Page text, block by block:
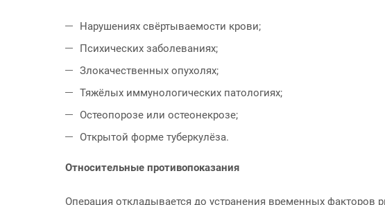
Нарушениях свёртываемости крови;
Психических заболеваниях;
Злокачественных опухолях;
Тяжёлых иммунологических патологиях;
Остеопорозе или остеонекрозе;
Открытой форме туберкулёза.
Относительные противопоказания
Операция откладывается до устранения временных факторов